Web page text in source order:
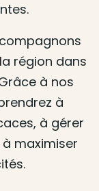
région dans
à nos
à
à gérer
maximiser